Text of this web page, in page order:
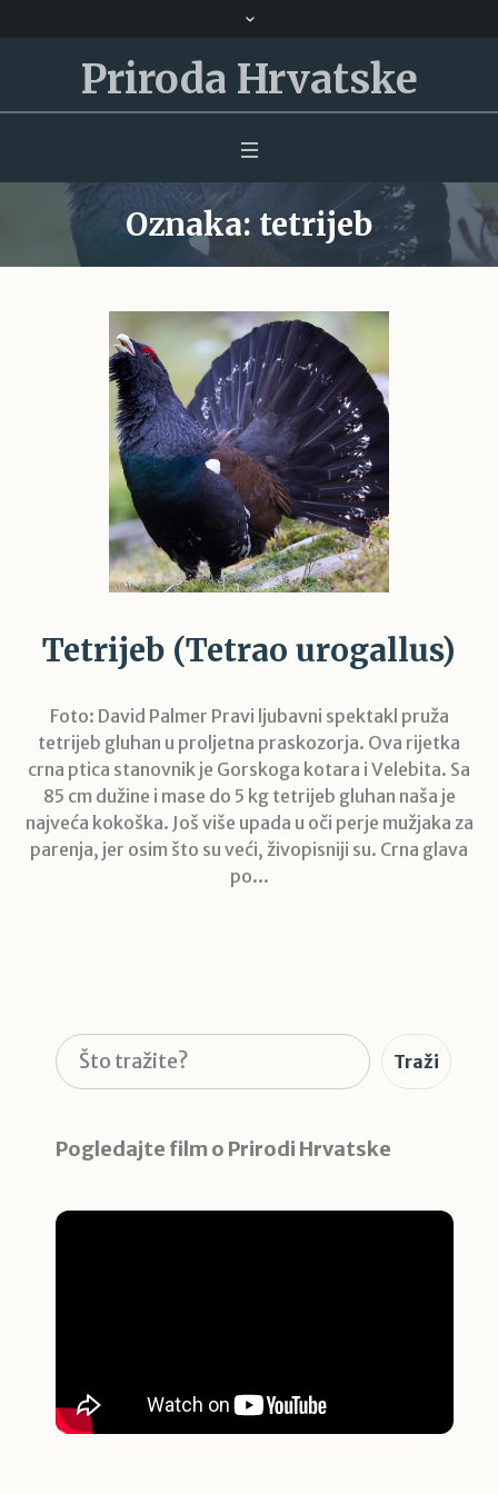
Priroda Hrvatske
Oznaka: tetrijeb
Tetrijeb (Tetrao urogallus)
Foto: David Palmer Pravi ljubavni spektakl pruža
tetrijeb gluhan u proljetna praskozorja. Ova rijetka
crna ptica stanovnik je Gorskoga kotara i Velebita. Sa
85 cm dužine i mase do 5 kg tetrijeb gluhan naša je
najveća kokoška. Još više upada u oči perje mužjaka za
parenja, jer osim što su veći, živopisniji su. Crna glava
po...
Pretraga Traži
Pogledajte film o Prirodi Hrvatske